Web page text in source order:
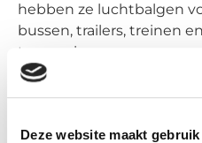
Deze website maakt
hebben ze luchtbalgen
bussen, trailers, treinen
toepassingen.
Air bellows
In 1938, Firestone